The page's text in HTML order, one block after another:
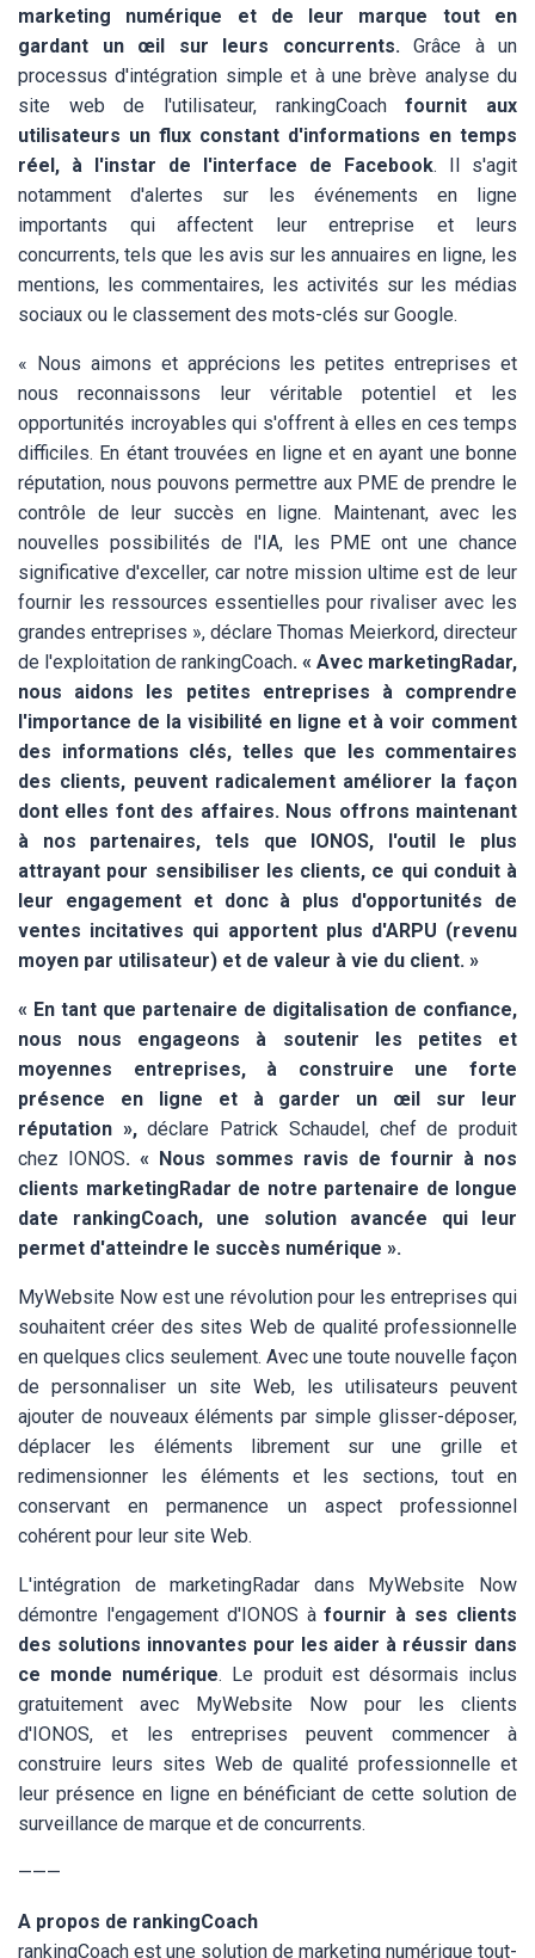
marketing numérique et de leur marque tout en
gardant un œil sur leurs concurrents.Grâce à un
processus d'intégration simple et à une brève analyse du
site web de l'utilisateur, rankingCoach
fournit aux
utilisateurs un flux constant d'informations en temps
réel, à l'instar de l'interface de Facebook. Il s'agit
notamment d'alertes sur les événements en ligne
importants qui affectent leur entreprise et leurs
concurrents, tels que les avis sur les annuaires en ligne, les
mentions, les commentaires, les activités sur les médias
sociaux ou le classement des mots-clés sur Google.
« Nous aimons et apprécions les petites entreprises et
nous reconnaissons leur véritable potentiel et les
opportunités incroyables qui s'offrent à elles en ces temps
difficiles. En étant trouvées en ligne et en ayant une bonne
réputation, nous pouvons permettre aux PME de prendre le
contrôle de leur succès en ligne. Maintenant, avec les
nouvelles possibilités de l'IA, les PME ont une chance
significative d'exceller, car notre mission ultime est de leur
fournir les ressources essentielles pour rivaliser avec les
grandes entreprises », déclare Thomas Meierkord, directeur
de l'exploitation de rankingCoach. « Avec marketingRadar,
nous aidons les petites entreprises à comprendre
l'importance de la visibilité en ligne et à voir comment
des informations clés, telles que les commentaires
des clients, peuvent radicalement améliorer la façon
dont elles font des affaires. Nous offrons maintenant
à nos partenaires, tels que IONOS, l'outil le plus
attrayant pour sensibiliser les clients, ce qui conduit à
leur engagement et donc à plus d'opportunités de
ventes incitatives qui apportent plus d'ARPU (revenu
moyen par utilisateur) et de valeur à vie du client. »
« En tant que partenaire de digitalisation de confiance,
nous nous engageons à soutenir les petites et
moyennes entreprises, à construire une forte
présence en ligne et à garder un œil sur leur
réputation »,déclare Patrick Schaudel, chef de produit
chez IONOS. « Nous sommes ravis de fournir à nos
clients marketingRadar de notre partenaire de longue
date rankingCoach, une solution avancée qui leur
permet d'atteindre le succès numérique ».
MyWebsite Now est une révolution pour les entreprises qui
souhaitent créer des sites Web de qualité professionnelle
en quelques clics seulement. Avec une toute nouvelle façon
de personnaliser un site Web, les utilisateurs peuvent
ajouter de nouveaux éléments par simple glisser-déposer,
déplacer les éléments librement sur une grille et
redimensionner les éléments et les sections, tout en
conservant en permanence un aspect professionnel
cohérent pour leur site Web.
L'intégration de marketingRadar dans MyWebsite Now
démontre l'engagement d'IONOS àfournir à ses clients
des solutions innovantes pour les aider à réussir dans
ce monde numérique. Le produit est désormais inclus
gratuitement avec MyWebsite Now pour les clients
d'IONOS, et les entreprises peuvent commencer à
construire leurs sites Web de qualité professionnelle et
leur présence en ligne en bénéficiant de cette solution de
surveillance de marque et de concurrents.
———
A propos de rankingCoach
rankingCoach est une solution de marketing numérique tout-